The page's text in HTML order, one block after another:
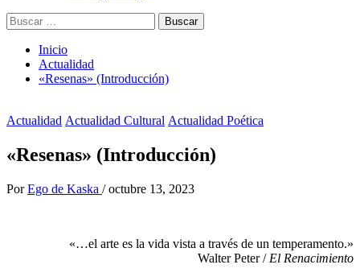
Buscar:
Inicio
Actualidad
«Resenas» (Introducción)
Actualidad Actualidad Cultural Actualidad Poética
«Resenas» (Introducción)
Por Ego de Kaska / octubre 13, 2023
«…el arte es la vida vista a través de un temperamento.»
Walter Peter / El Renacimiento